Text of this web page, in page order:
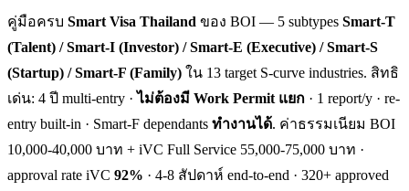
คู่มือครบ Smart Visa Thailand ของ BOI — 5 subtypes Smart-T
(Talent) / Smart-I (Investor) / Smart-E (Executive) / Smart-S
(Startup) / Smart-F (Family) ใน 13 target S-curve industries. สิทธิ
เด่น: 4 ปี multi-entry ·ไม่ต้องมี Work Permit แยก · 1 report/y · re-
entry built-in · Smart-F dependants ทำงานได้. ค่าธรรมเนียม BOI
10,000-40,000 บาท + iVC Full Service 55,000-75,000 บาท ·
approval rate iVC 92% · 4-8 สัปดาห์ end-to-end · 320+ approved